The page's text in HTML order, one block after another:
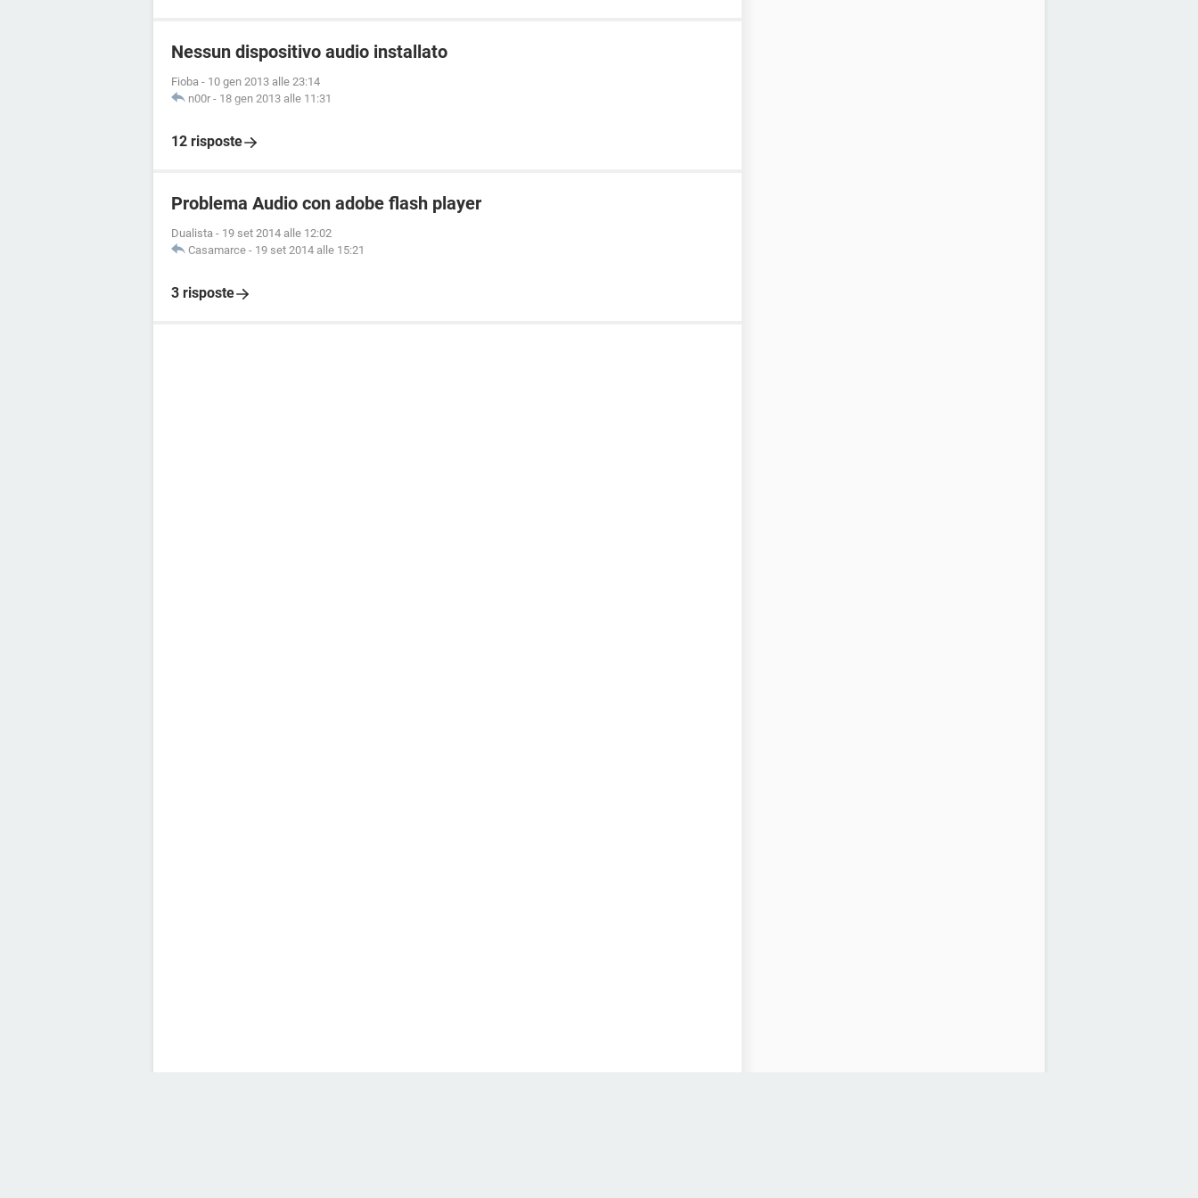
Nessun dispositivo audio installato
Fioba - 10 gen 2013 alle 23:14
n00r - 18 gen 2013 alle 11:31
12 risposte
Problema Audio con adobe flash player
Dualista - 19 set 2014 alle 12:02
Casamarce - 19 set 2014 alle 15:21
3 risposte